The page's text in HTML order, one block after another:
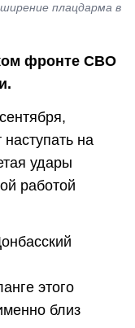
плацдарма в
фронте СВО
на
удары
работой
этого
близ